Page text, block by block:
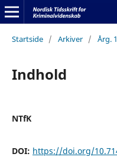
Startside / Arkiver / Årg.
Indhold
NTfK
DOI: https://doi.org/